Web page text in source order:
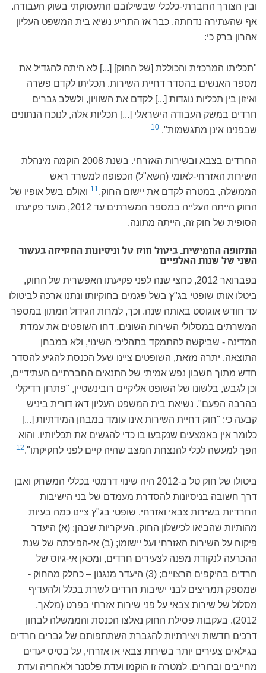
ובין הצורך החברתי-כלכלי שבשילובם התעסוקתי בשוק העבודה.
אף שהעתירה נדחתה, כבר אז התריע נשיא בית המשפט העליון
אהרון ברק כי:
"תכליתו המרכזית והכוללת [של החוק] [...] לא היתה להגדיל את
מספר האנשים בהסדר דחיית השירות. תכליתו לקדם פשרה
ואיזון בין תכליות נוגדות [...] לקדם את השוויון, ולשלב גברים
חרדים במשק העבודה הישראלי [...] תכליות אלה, לנוכח הנתונים
שבפנינו אינן מתגשמות". 10
החרדים בצבא ובשירות האזרחי. בשנת 2008 הוקמה מינהלת
השירות האזרחי-לאומי (השא"ל) הכפופה למשרד ראש
הממשלה, במטרה לקדם את יישום החוק. 11 ואולם בשל אופיו של
החוק הייתה העלייה במספר המשרתים עד 2012, מועד פקיעתו
הסופית של חוק זה, הייתה מתונה.
התקופה החמישית: ביטול חוק טל וניסיונות החקיקה בעשור
השני של שנות האלפיים
בפברואר 2012, כחצי שנה לפני פקיעתו האפשרית של החוק,
ביטלו אותו שופטי בג"ץ בשל פגמים בחוקיותו ונתנו ארכה לביטולו
עד חודש אוגוסט באותה שנה. וכך, למרות הגידול המתון במספר
המשרתים במסלולי השירות השונים, דחו השופטים את עמדת
המדינה - שביקשה להתמקד בתהליכי השינוי, ולא במבחן
התוצאה. יתרה מזאת, השופטים ציינו שעל הכנסת להגיע להסדר
חדש מתוך חשבון נפש אמיתי של התנאים החברתיים העתידיים,
וכן לגבש, בלשונו של השופט אליקיים רובינשטיין, "פתרון רדיקלי
בהרבה הפעם". נשיאת בית המשפט העליון דאז דורית ביניש
קבעה כי: "חוק דחיית השירות אינו עומד במבחן המידתיות [...]
כלומר אין באמצעים שנקבעו בו כדי להגשים את תכליותיו, והוא
הפך למעשה לכלי להנצחת המצב שהיה קיים לפני לחקיקתו".12
ביטולו של חוק טל ב-2012 היה שינוי דרמטי בכללי המשחק ואבן
דרך חשובה בניסיונות להסדרת מעמדם של בני הישיבות
החרדיות בשירות צבאי ואזרחי. שופטי בג"ץ ציינו כמה בעיות
מהותיות שהביאו לכישלון החוק, העיקריות שבהן: (א) היעדר
פיקוח על השירות האזרחי ועל יישומו; (ב) אי-הפיכתה של שנת
ההכרעה לנקודת מפנה לצעירים חרדים, ומכאן אי-גיוס של
חרדים בהיקפים הרצויים; (3) היעדר מנגנון – כחלק מהחוק -
שמספק תמריצים לבני ישיבות חרדים לשרת בכלל ולהעדיף
מסלול של שירות צבאי על פני שירות אזרחי בפרט (מלאך,
2012). בעקבות פסילת החוק נאלצו הכנסת והממשלה לבחון
דרכים חדשות ויצירתיות להגברת השתתפותם של גברים חרדים
בגילאים צעירים יותר בשירות צבאי או אזרחי, על בסיס יעדים
מחייבים וברורים. למטרה זו הוקמו ועדת פלסנר וּלאחריה ועדת